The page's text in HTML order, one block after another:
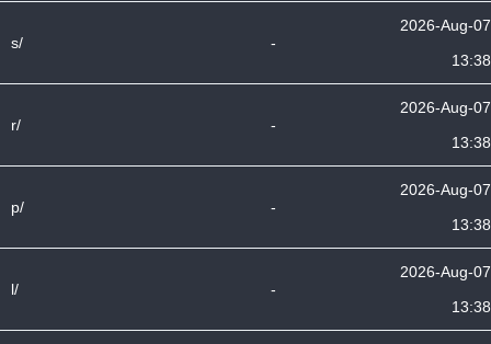
s/ -
2026-Aug-07
13:38
r/ -
2026-Aug-07
13:38
p/ -
2026-Aug-07
13:38
l/ -
2026-Aug-07
13:38